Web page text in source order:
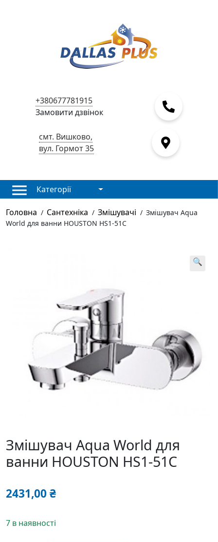
+380677781915
Замовити дзвінок
смт. Вишково,
вул. Гормот 35
Категорії
Головна / Сантехніка / Змішувачі / Змішувач Aqua
World для ванни HOUSTON HS1-51C
🔍
Змішувач Aqua World для
ванни HOUSTON HS1-51C
2431,00₴
7 в наявності